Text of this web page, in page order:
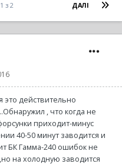
ДАЛІ
з 2
это действительно
, что когда не
приходит-минус
40-50 минут заводится и
БК Гамма-240 ошибок не
на холодную заводится